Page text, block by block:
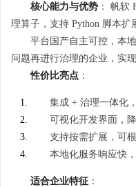
核心能力与优势 ： 帆软
理算子，支持 Python 脚本
平台国产自主可控，本
问题再进行治理的企业，实
性价比亮点 ：
集成 + 治理一体化
可视化开发界面，
支持按需扩展，可
本地化服务响应快
适合企业特征 ：